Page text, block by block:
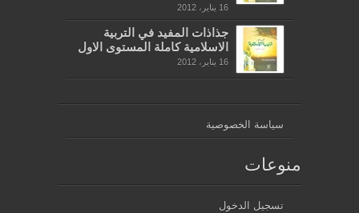
16 يناير، 2012
جذاذات المفيد في التربية
الاسلامية كاملة المستوى الاول
16 يناير، 2012
سياسة الخصوصية
منوعات
تسجيل الدخول